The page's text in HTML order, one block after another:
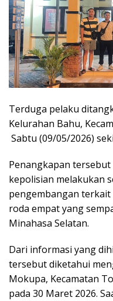
Terduga pelaku
Kelurahan Bahu,
Sabtu (09/05/2026)
Penangkapan
kepolisian melakukan
pengembangan
roda empat yang
Minahasa Selatan.
Dari informasi yang
tersebut diketahui
Mokupa, Kecamatan
pada 30 Maret 2026.